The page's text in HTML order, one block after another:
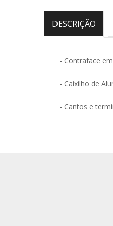
DESCRIÇÃO
- Contraface
- Caixilho de
- Cantos e